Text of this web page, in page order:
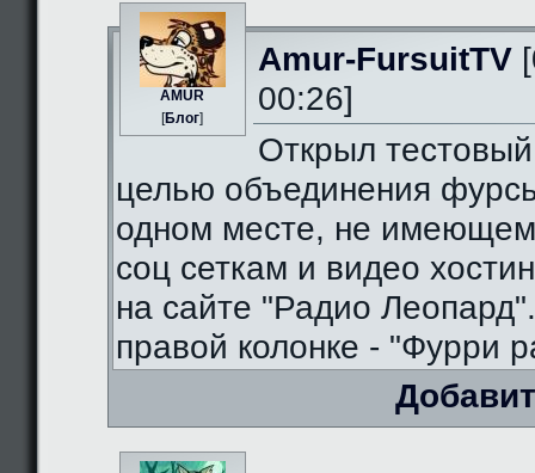
AMUR
[Блог]
Amur-FursuitTV
00:26]
Открыл
целью объединения
одном месте, не
соц сеткам и видео
на сайте "Радио
правой колонке - "Фурри